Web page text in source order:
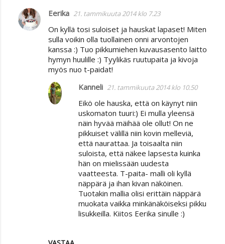
Eerika 21. tammikuuta 2014 klo 7.23
On kyllä tosi suloiset ja hauskat lapaset! Miten
sulla voikin olla tuollainen onni arvontojen
kanssa :) Tuo pikkumiehen kuvausasento laitto
hymyn huulille :) Tyylikäs ruutupaita ja kivoja
myös nuo t-paidat!
Kanneli 21. tammikuuta 2014 klo 10.50
Eikö ole hauska, että on käynyt niin
uskomaton tuuri:) Ei mulla yleensä
näin hyvää mäihää ole ollut! On ne
pikkuiset välillä niin kovin melleviä,
että naurattaa. Ja toisaalta niin
suloista, että näkee lapsesta kuinka
hän on mielissään uudesta
vaatteesta. T-paita- malli oli kyllä
näppärä ja ihan kivan näköinen.
Tuotakin mallia olisi erittäin näppärä
muokata vaikka minkänäköiseksi pikku
lisukkeilla. Kiitos Eerika sinulle :)